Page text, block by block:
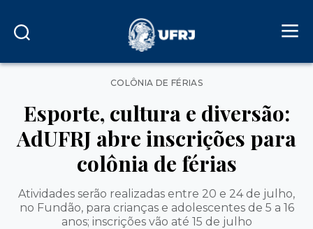
Categorias
COLÔNIA DE FÉRIAS
Esporte, cultura e diversão:
AdUFRJ abre inscrições para
colônia de férias
Atividades serão realizadas entre 20 e 24 de julho,
no Fundão, para crianças e adolescentes de 5 a 16
anos; inscrições vão até 15 de julho